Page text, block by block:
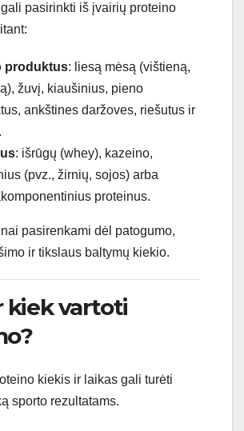
pasirinkti iš įvairių proteino
produktus: liesą mėsą (vištieną,
žuvį, kiaušinius, pieno
ankštines daržoves, riešutus ir
: išrūgų (whey), kazeino,
(pvz., žirnių, sojos) arba
proteinus.
pasirenkami dėl patogumo,
ir tikslaus baltymų kiekio.
kiek vartoti
kiekis ir laikas gali turėti
sporto rezultatams.